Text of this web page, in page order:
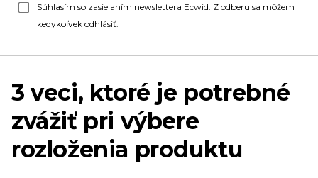
Súhlasím so zasielaním newslettera Ecwid. Z odberu sa môžem
kedykoľvek odhlásiť.
3 veci, ktoré je potrebné
zvážiť pri výbere
rozloženia produktu